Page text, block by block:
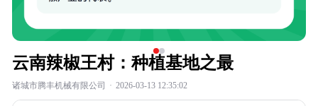
云南辣椒王村：种植基地之最
诸城市腾丰机械有限公司 · 2026-03-13 12:35:02